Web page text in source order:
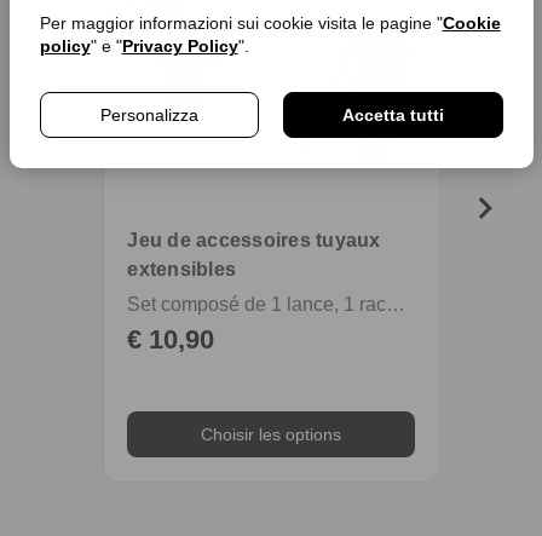
Per maggior informazioni sui cookie visita le pagine "Cookie
policy" e "Privacy Policy".
Personalizza Accetta tutti
Jeu de accessoires tuyaux
extensibles
Set composé de 1 lance, 1 raccord avec aquastop et 1 adaptateur pour robinets de cuisine et salle de bain
€ 10,90
Choisir les options